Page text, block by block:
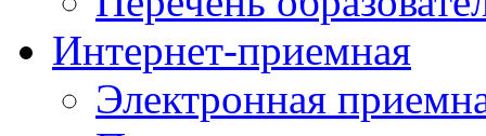
Интернет-приемная
Электронная